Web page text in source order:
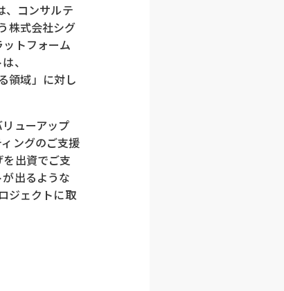
、コンサルテ
株式会社シグ
トフォーム
、
領域」に対し
ューアップ
ングのご支援
出資でご支
出るような
ジェクトに取